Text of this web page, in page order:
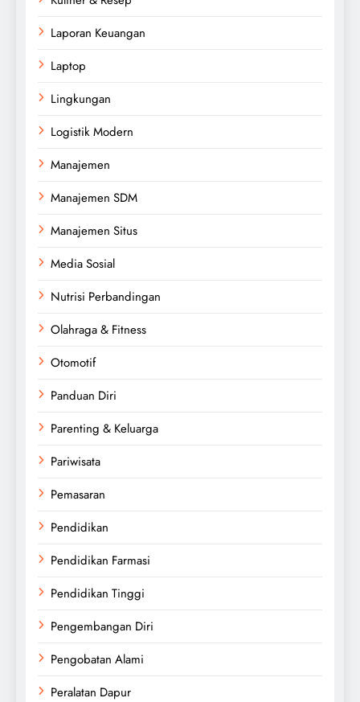
Laporan Keuangan
Laptop
Lingkungan
Logistik Modern
Manajemen
Manajemen SDM
Manajemen Situs
Media Sosial
Nutrisi Perbandingan
Olahraga & Fitness
Otomotif
Panduan Diri
Parenting & Keluarga
Pariwisata
Pemasaran
Pendidikan
Pendidikan Farmasi
Pendidikan Tinggi
Pengembangan Diri
Pengobatan Alami
Peralatan Dapur